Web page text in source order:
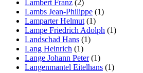
Lambert Franz (2)
Lambs Jean-Philippe (1)
Lamparter Helmut (1)
Lampe Friedrich Adolph (1)
Landschad Hans (1)
Lang Heinrich (1)
Lange Johann Peter(1)
Langenmantel Eitelhans (1)